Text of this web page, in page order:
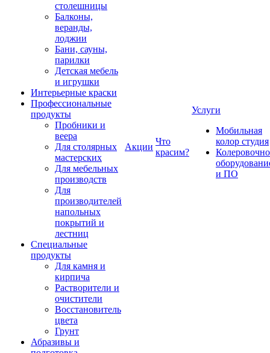
столешницы
Балконы,
веранды,
лоджии
Бани, сауны,
парилки
Детская мебель
и игрушки
Интерьерные краски
Профессиональные
продукты
Пробники и
веера
Для столярных
мастерских
Для мебельных
производств
Для
производителей
напольных
покрытий и
лестниц
Специальные
продукты
Для камня и
кирпича
Растворители и
очистители
Восстановитель
цвета
Грунт
Абразивы и
Акции
Что
красим?
Услуги
Мобильная
колор студия
и ПО